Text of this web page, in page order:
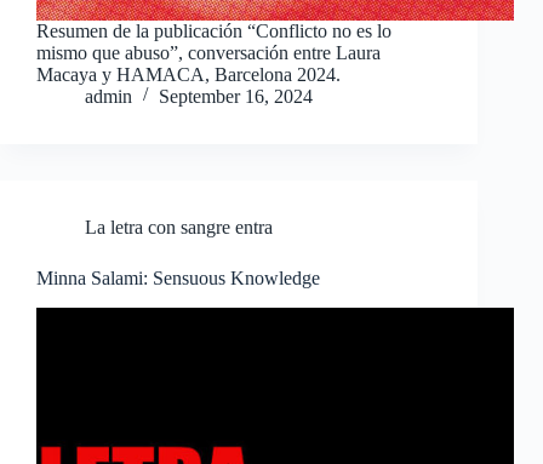
Resumen de la publicación “Conflicto no es lo
mismo que abuso”, conversación entre Laura
Macaya y HAMACA, Barcelona 2024.
admin
September 16, 2024
La letra con sangre entra
Minna Salami: Sensuous Knowledge